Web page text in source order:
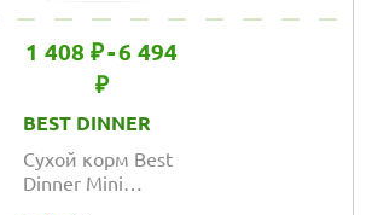
1 408 ₽-6 494
₽
BEST DINNER
Сухой корм Best
Dinner Mini